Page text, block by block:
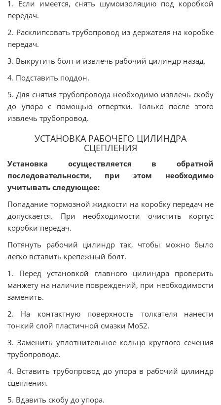
1. Если имеется, снять шумоизоляцию под коробкой
передач.
2. Расклипсовать трубопровод из держателя на коробке
передач.
3. Выкрутить болт и извлечь рабочий цилиндр назад.
4. Подставить поддон.
5. Для снятия трубопровода необходимо извлечь скобу
до упора с помощью отвертки. Только после этого
извлечь трубопровод.
УСТАНОВКА РАБОЧЕГО ЦИЛИНДРА
СЦЕПЛЕНИЯ
Установка осуществляется в обратной
последовательности, при этом необходимо
учитывать следующее:
Попадание тормозной жидкости на коробку передач не
допускается. При необходимости очистить корпус
коробки передач.
Потянуть рабочий цилиндр так, чтобы можно было
легко вставить крепежный болт.
1. Перед установкой главного цилиндра проверить
манжету на наличие повреждений, при необходимости
заменить.
2. На контактную поверхность толкателя нанести
тонкий слой пластичной смазки MoS2.
3. Заменить уплотнительное кольцо круглого сечения
трубопровода.
4. Вставить трубопровод до упора в рабочий цилиндр
сцепления.
5. Вдавить скобу до упора.